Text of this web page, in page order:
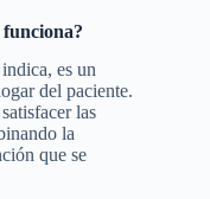
es un
del paciente.
las
la
que se